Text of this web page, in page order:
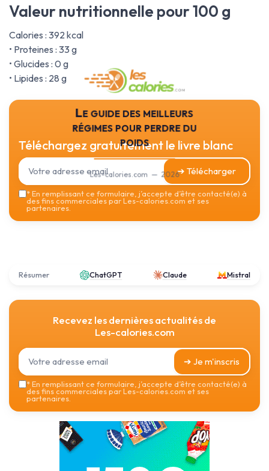
Valeur nutritionnelle pour 100 g
Calories : 392 kcal
• Proteines : 33 g
• Glucides : 0 g
• Lipides : 28 g
Le guide des meilleurs
régimes pour perdre du
poids
Les-calories.com — 2026
Téléchargez gratuitement le livre blanc
➔ Télécharger
*En remplissant ce formulaire, j’accepte d’être contacté(e) à
des fins commerciales par Les-calories.com et ses
partenaires.
Résumer ChatGPT Claude Mistral
Recevez les dernières actualités de
Les-calories.com
➔ Je m'inscris
*En remplissant ce formulaire, j’accepte d’être contacté(e) à
des fins commerciales par Les-calories.com et ses
partenaires.